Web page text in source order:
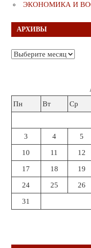
ЭКОНОМИКА И
АРХИВЫ
Архивы
Пн
Вт Ср
3 4 5
10 11 12
17 18 19
24 25 26
31